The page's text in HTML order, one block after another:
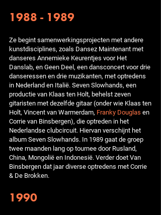
1988 - 1989
Ze begint samenwerkingsprojecten met andere
kunstdisciplines, zoals Dansez Maintenant met
danseres Annemieke Keurentjes voor Het
Danslab, en Geen Deel, een dansconcert voor drie
danseressen en drie muzikanten, met optredens
in Nederland en Italië. Seven Slowhands, een
productie van Klaas ten Holt, behelst zeven
gitaristen met dezelfde gitaar (onder wie Klaas ten
Holt, Vincent van Warmerdam, Franky Douglas en
Corrie van Binsbergen), die optreden in het
Nederlandse clubcircuit. Hiervan verschijnt het
album Seven Slowhands. In 1989 gaat de groep
twee maanden lang op tournee door Rusland,
China, Mongolië en Indonesië. Verder doet Van
Binsbergen dat jaar diverse optredens met Corrie
& De Brokken.
1990